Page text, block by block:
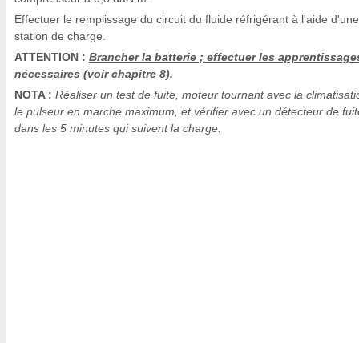
Effectuer le remplissage du circuit du fluide réfrigérant à l'aide d'une
station de charge.
ATTENTION : Brancher la batterie ; effectuer les
nécessaires (voir chapitre 8).
NOTA : Réaliser un test de fuite, moteur tournant avec la
le pulseur en marche maximum, et vérifier avec un détecteur de
dans les 5 minutes qui suivent la charge.